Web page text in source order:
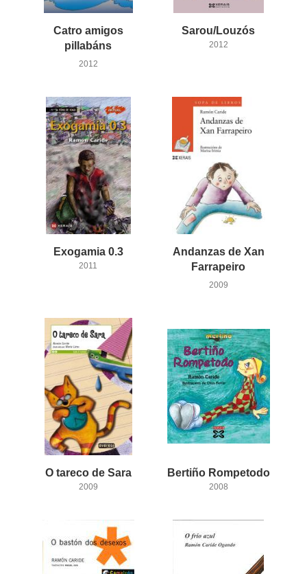
Catro amigos
pillabáns
2012
Sarou/Louzós
2012
Exogamia 0.3
2011
Andanzas de Xan
Farrapeiro
2009
O tareco de Sara
2009
Bertiño Rompetodo
2008